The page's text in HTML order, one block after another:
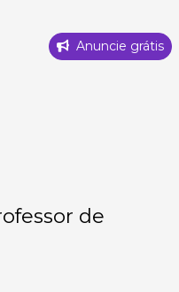
Anuncie grátis
de